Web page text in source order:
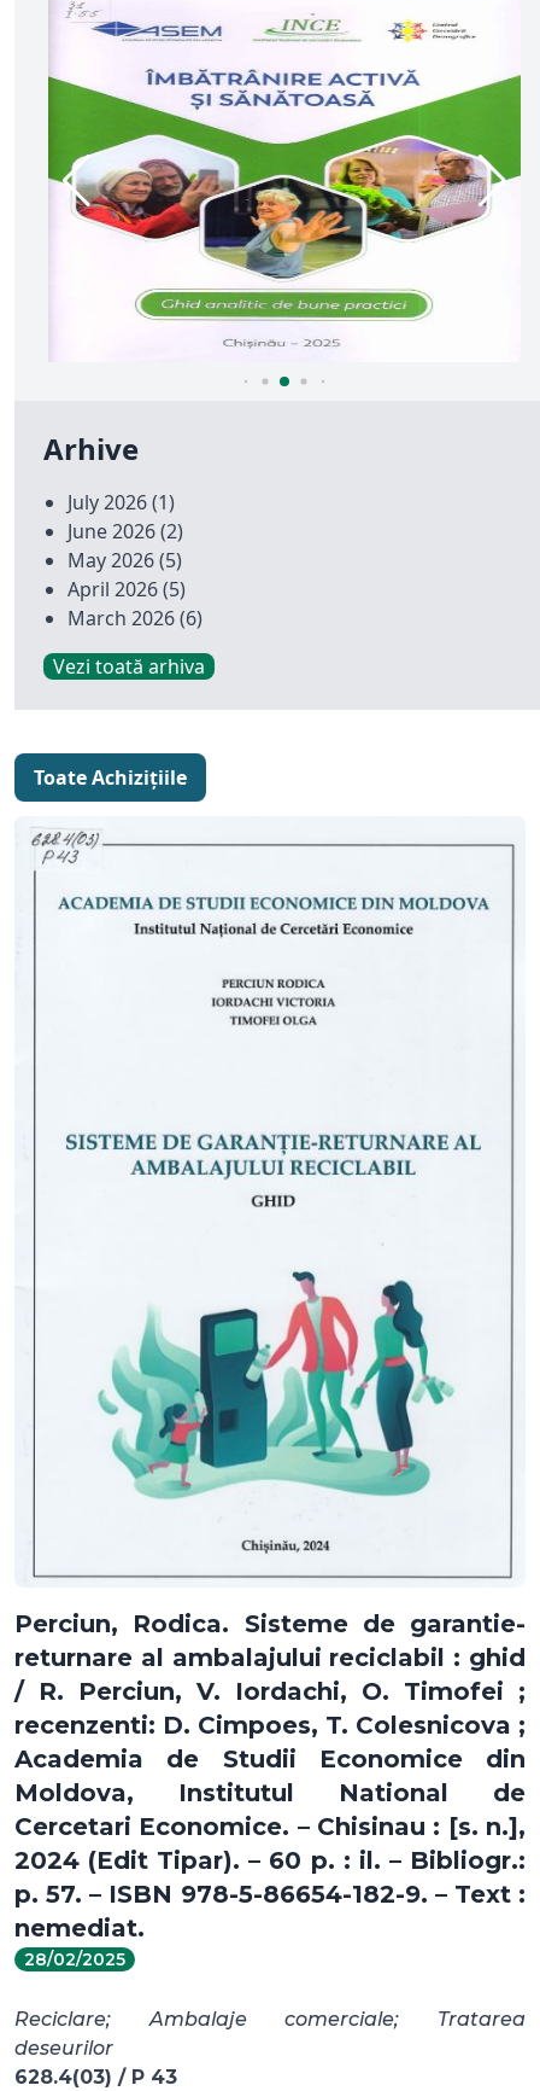
Arhive
July 2026(1)
June 2026(2)
May 2026(5)
April 2026(5)
March 2026(6)
Vezi toată arhiva
Toate Achizițiile
Perciun, Rodica. Sisteme de garantie-
returnare al ambalajului reciclabil : ghid
/ R. Perciun, V. Iordachi, O. Timofei ;
recenzenti: D. Cimpoes, T. Colesnicova ;
Academia de Studii Economice din
Moldova, Institutul National de
Cercetari Economice. – Chisinau : [s. n.],
2024 (Edit Tipar). – 60 p. : il. – Bibliogr.:
p. 57. – ISBN 978-5-86654-182-9. – Text :
nemediat.
28/02/2025
Reciclare; Ambalaje comerciale; Tratarea
deseurilor
628.4(03) / P 43